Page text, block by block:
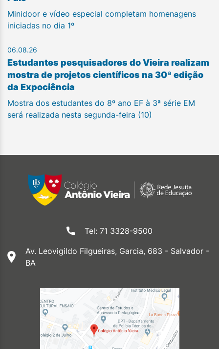
Minidoor e vídeo especial completam homenagens
iniciadas no dia 1º
06.08.26
Estudantes pesquisadores do Vieira realizam
mostra de projetos científicos na 30ª edição
da Expociência
Mostra dos estudantes do 8º ano EF à 3ª série EM
será realizada nesta segunda-feira (10)
Tel: 71 3328-9500
Av. Leovigildo Filgueiras, Garcia, 683 - Salvador -
BA